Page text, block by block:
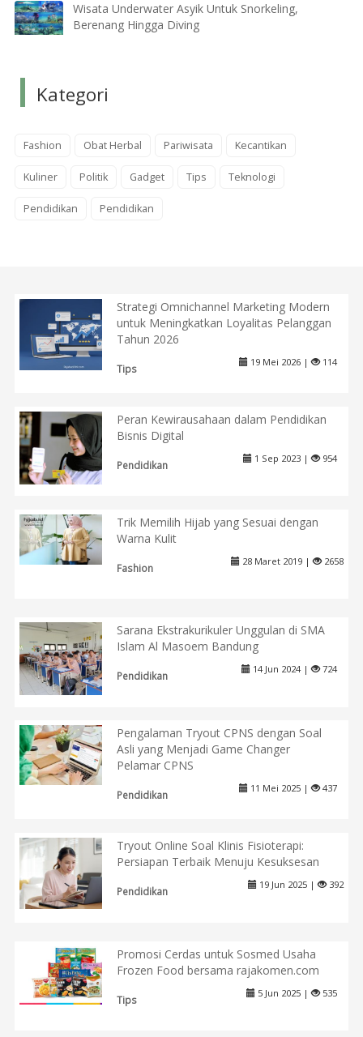
Wisata Underwater Asyik Untuk Snorkeling,
Berenang Hingga Diving
Kategori
Fashion Obat Herbal Pariwisata Kecantikan
Kuliner Politik Gadget Tips Teknologi
Pendidikan Pendidikan
Strategi Omnichannel Marketing Modern
untuk Meningkatkan Loyalitas Pelanggan
Tahun 2026
Tips
19 Mei 2026 | 114
Peran Kewirausahaan dalam Pendidikan
Bisnis Digital
Pendidikan
1 Sep 2023 | 954
Trik Memilih Hijab yang Sesuai dengan
Warna Kulit
Fashion
28 Maret 2019 | 2658
Sarana Ekstrakurikuler Unggulan di SMA
Islam Al Masoem Bandung
Pendidikan
14 Jun 2024 | 724
Pengalaman Tryout CPNS dengan Soal
Asli yang Menjadi Game Changer
Pelamar CPNS
Pendidikan
11 Mei 2025 | 437
Tryout Online Soal Klinis Fisioterapi:
Persiapan Terbaik Menuju Kesuksesan
Pendidikan
19 Jun 2025 | 392
Promosi Cerdas untuk Sosmed Usaha
Frozen Food bersama rajakomen.com
Tips
5 Jun 2025 | 535